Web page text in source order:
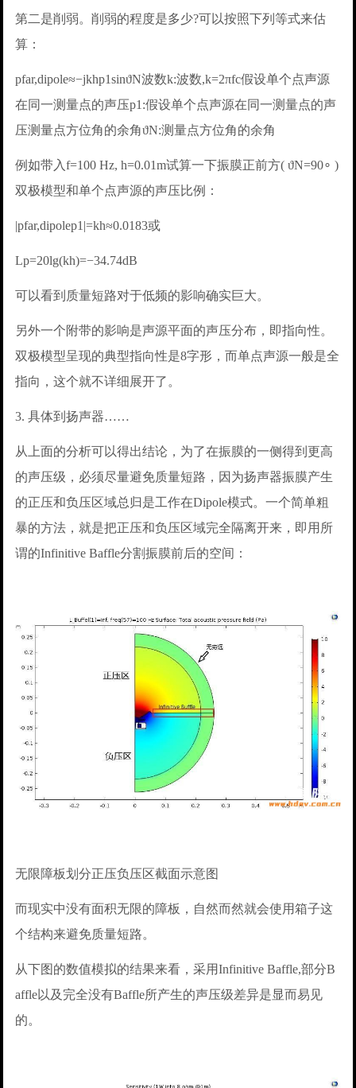
第二是削弱。削弱的程度是多少?可以按照下列等式来估
算：
pfar,dipole≈−jkhp1sinϑN波数k:波数,k=2πfc假设单个点声源
在同一测量点的声压p1:假设单个点声源在同一测量点的声
压测量点方位角的余角ϑN:测量点方位角的余角
例如带入f=100 Hz, h=0.01m试算一下振膜正前方( ϑN=90∘ )
双极模型和单个点声源的声压比例：
|pfar,dipolep1|=kh≈0.0183或
Lp=20lg(kh)=−34.74dB
可以看到质量短路对于低频的影响确实巨大。
另外一个附带的影响是声源平面的声压分布，即指向性。
双极模型呈现的典型指向性是8字形，而单点声源一般是全
指向，这个就不详细展开了。
3. 具体到扬声器……
从上面的分析可以得出结论，为了在振膜的一侧得到更高
的声压级，必须尽量避免质量短路，因为扬声器振膜产生
的正压和负压区域总归是工作在Dipole模式。一个简单粗
暴的方法，就是把正压和负压区域完全隔离开来，即用所
谓的Infinitive Baffle分割振膜前后的空间：
无限障板划分正压负压区截面示意图
而现实中没有面积无限的障板，自然而然就会使用箱子这
个结构来避免质量短路。
从下图的数值模拟的结果来看，采用Infinitive Baffle,部分B
affle以及完全没有Baffle所产生的声压级差异是显而易见
的。